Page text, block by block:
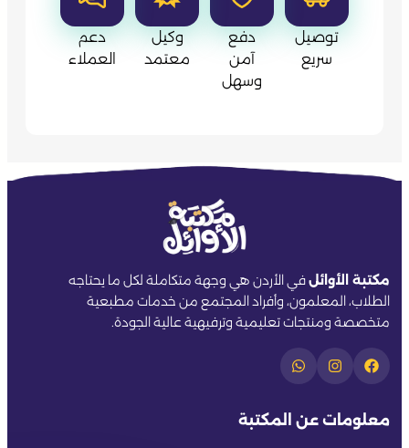
توصيل
سريع
دفع
آمن
وسهل
وكيل
معتمد
دعم
العملاء
مكتبة الأوائلفي الأردن هي وجهة متكاملة لكل ما يحتاجه
الطلاب، المعلمون، وأفراد المجتمع من خدمات مطبعية
متخصصة ومنتجات تعليمية وترفيهية عالية الجودة.
معلومات عن المكتبة